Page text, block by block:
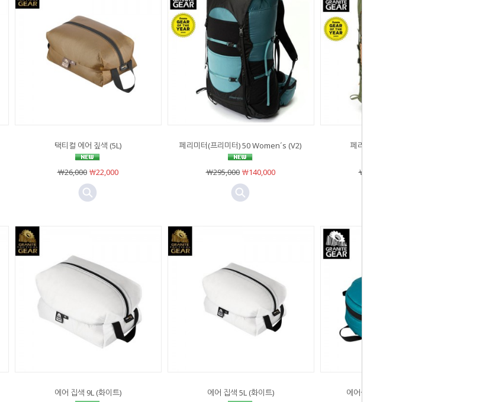
택티컬 에어 짚색 (5L)
￦26,000￦22,000
페리미터(프리미터) 50 Women´s (V2)
￦295,000￦140,000
페리미터(프리미터) 50 (V2)
￦295,000
에어 집색 9L (화이트) 에어 집색 5L (화이트) 에어셀 블럭 III M (Blueberry)